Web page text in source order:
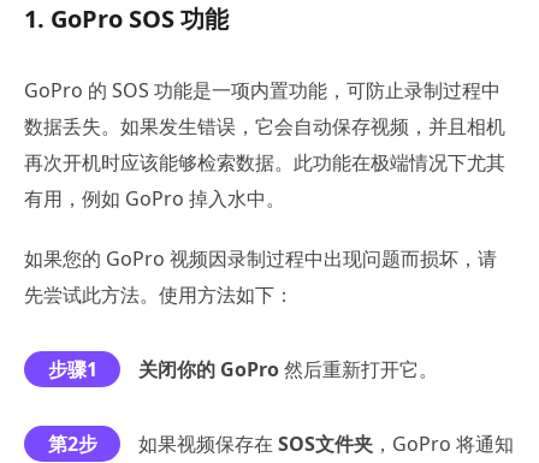
1. GoPro SOS 功能
GoPro 的 SOS 功能是一项内置功能，可防止录制过程中
数据丢失。如果发生错误，它会自动保存视频，并且相机
再次开机时应该能够检索数据。此功能在极端情况下尤其
有用，例如 GoPro 掉入水中。
如果您的 GoPro 视频因录制过程中出现问题而损坏，请
先尝试此方法。使用方法如下：
步骤1 关闭你的 GoPro然后重新打开它。
第2步 如果视频保存在 SOS文件夹 ，GoPro 将通知